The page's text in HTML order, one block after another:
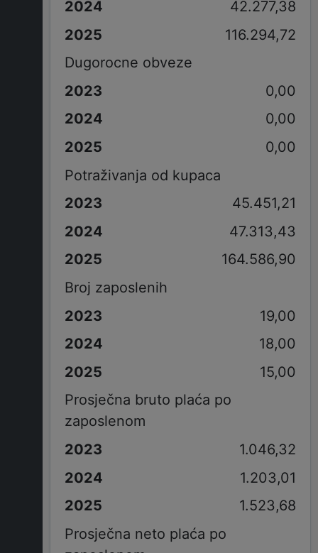
42.277,38
116.294,72
Dugorocne obveze
0,00
0,00
0,00
Potraživanja od kupaca
45.451,21
47.313,43
164.586,90
Broj zaposlenih
19,00
18,00
15,00
Prosječna bruto plaća po
zaposlenom
1.046,32
1.203,01
1.523,68
Prosječna neto plaća po